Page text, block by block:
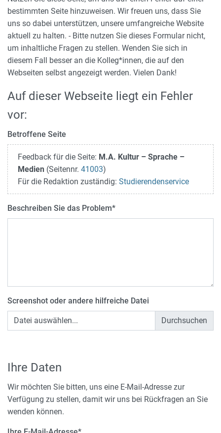
bestimmten Seite hinzuweisen. Wir freuen uns, dass Sie
uns so dabei unterstützen, unsere umfangreiche Website
aktuell zu halten. - Bitte nutzen Sie dieses Formular nicht,
um inhaltliche Fragen zu stellen. Wenden Sie sich in
diesem Fall besser an die Kolleg*innen, die auf den
Webseiten selbst angezeigt werden. Vielen Dank!
Auf dieser Webseite liegt ein Fehler
vor:
Betroffene Seite
Feedback für die Seite: M.A. Kultur – Sprache –
Medien (Seitennr. 41003)
Für die Redaktion zuständig: Studierendenservice
Beschreiben Sie das Problem*
Screenshot oder andere hilfreiche Datei
Datei auswählen...
Ihre Daten
Wir möchten Sie bitten, uns eine E-Mail-Adresse zur
Verfügung zu stellen, damit wir uns bei Rückfragen an Sie
wenden können.